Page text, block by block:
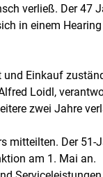
verließ. Der 47
in einem
und Einkauf
Loidl,
zwei Jahre
mitteilten. Der 51-
am 1. Mai an.